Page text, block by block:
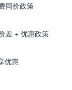
同价政策
差 + 优惠政策
优惠